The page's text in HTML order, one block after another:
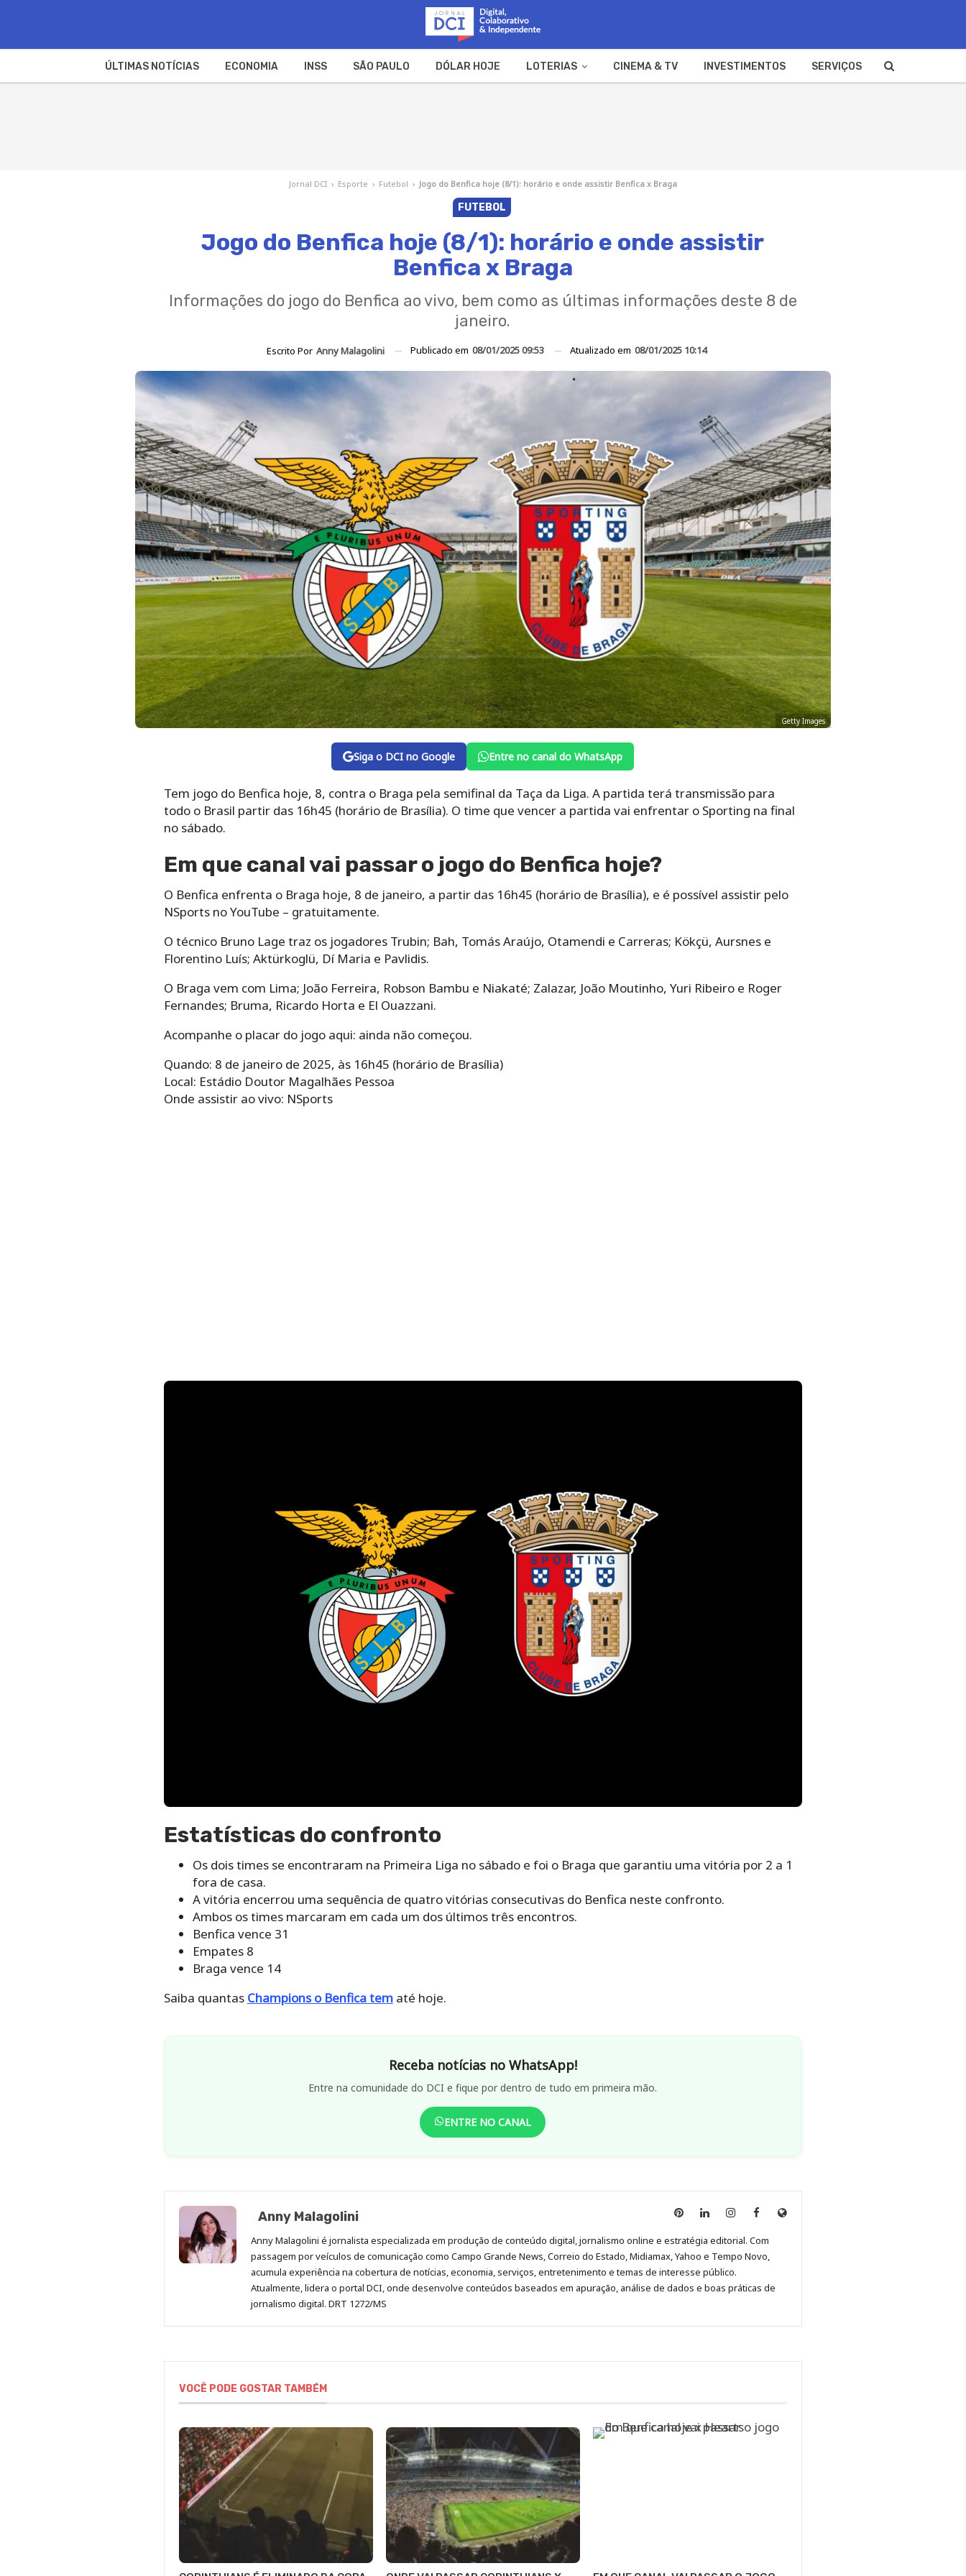
ÚLTIMAS NOTÍCIAS ECONOMIA INSS SÃO PAULO DÓLAR HOJE LOTERIAS CINEMA & TV INVESTIMENTOS SERVIÇOS
Jornal DCI › Esporte › Futebol › Jogo do Benfica hoje (8/1): horário e onde assistir Benfica x Braga
FUTEBOL
Jogo do Benfica hoje (8/1): horário e onde assistir
Benfica x Braga
Informações do jogo do Benfica ao vivo, bem como as últimas informações deste 8 de
janeiro.
Escrito Por Anny Malagolini Publicado em 08/01/2025 09:53 Atualizado em 08/01/2025 10:14
Getty Images
Siga o DCI no Google Entre no canal do WhatsApp
Tem jogo do Benfica hoje, 8, contra o Braga pela semifinal da Taça da Liga. A partida terá transmissão para
todo o Brasil partir das 16h45 (horário de Brasília). O time que vencer a partida vai enfrentar o Sporting na final
no sábado.
Em que canal vai passar o jogo do Benfica hoje?
O Benfica enfrenta o Braga hoje, 8 de janeiro, a partir das 16h45 (horário de Brasília), e é possível assistir pelo
NSports no YouTube – gratuitamente.
O técnico Bruno Lage traz os jogadores Trubin; Bah, Tomás Araújo, Otamendi e Carreras; Kökçü, Aursnes e
Florentino Luís; Aktürkoglü, Dí Maria e Pavlidis.
O Braga vem com Lima; João Ferreira, Robson Bambu e Niakaté; Zalazar, João Moutinho, Yuri Ribeiro e Roger
Fernandes; Bruma, Ricardo Horta e El Ouazzani.
Acompanhe o placar do jogo aqui: ainda não começou.
Quando: 8 de janeiro de 2025, às 16h45 (horário de Brasília)
Local: Estádio Doutor Magalhães Pessoa
Onde assistir ao vivo: NSports
Estatísticas do confronto
Os dois times se encontraram na Primeira Liga no sábado e foi o Braga que garantiu uma vitória por 2 a 1
fora de casa.
A vitória encerrou uma sequência de quatro vitórias consecutivas do Benfica neste confronto.
Ambos os times marcaram em cada um dos últimos três encontros.
Benfica vence 31
Empates 8
Braga vence 14
Saiba quantas Champions o Benfica tematé hoje.
Receba notícias no WhatsApp!
Entre na comunidade do DCI e fique por dentro de tudo em primeira mão.
ENTRE NO CANAL
Anny Malagolini
Anny
no
Pinterest
Anny
no
LinkedIn
Anny
no
Instagram
Anny
no
Facebook
Site
Anny Malagolini é jornalista especializada em produção de conteúdo digital, jornalismo online e estratégia editorial. Com
passagem por veículos de comunicação como Campo Grande News, Correio do Estado, Midiamax, Yahoo e Tempo Novo,
acumula experiência na cobertura de notícias, economia, serviços, entretenimento e temas de interesse público.
Atualmente, lidera o portal DCI, onde desenvolve conteúdos baseados em apuração, análise de dados e boas práticas de
jornalismo digital. DRT 1272/MS
VOCÊ PODE GOSTAR TAMBÉM